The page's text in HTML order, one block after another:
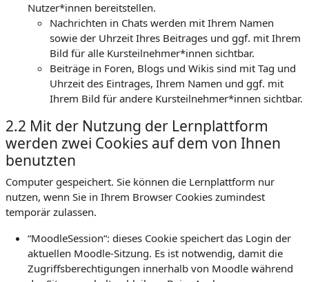
Nutzer*innen bereitstellen.
Nachrichten in Chats werden mit Ihrem Namen
sowie der Uhrzeit Ihres Beitrages und ggf. mit Ihrem
Bild für alle Kursteilnehmer*innen sichtbar.
Beiträge in Foren, Blogs und Wikis sind mit Tag und
Uhrzeit des Eintrages, Ihrem Namen und ggf. mit
Ihrem Bild für andere Kursteilnehmer*innen sichtbar.
2.2 Mit der Nutzung der Lernplattform
werden zwei Cookies auf dem von Ihnen
benutzten
Computer gespeichert. Sie können die Lernplattform nur
nutzen, wenn Sie in Ihrem Browser Cookies zumindest
temporär zulassen.
“MoodleSession“: dieses Cookie speichert das Login der
aktuellen Moodle-Sitzung. Es ist notwendig, damit die
Zugriffsberechtigungen innerhalb von Moodle während